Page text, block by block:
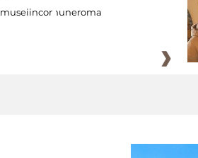
museiincomuneroma